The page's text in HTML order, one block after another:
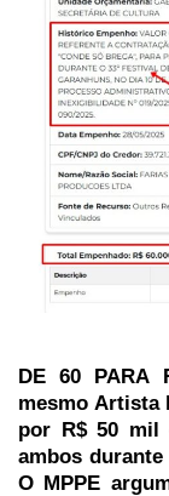
DE 60 PARA
mesmo Artista
por R$ 50 mil
ambos
O MPPE